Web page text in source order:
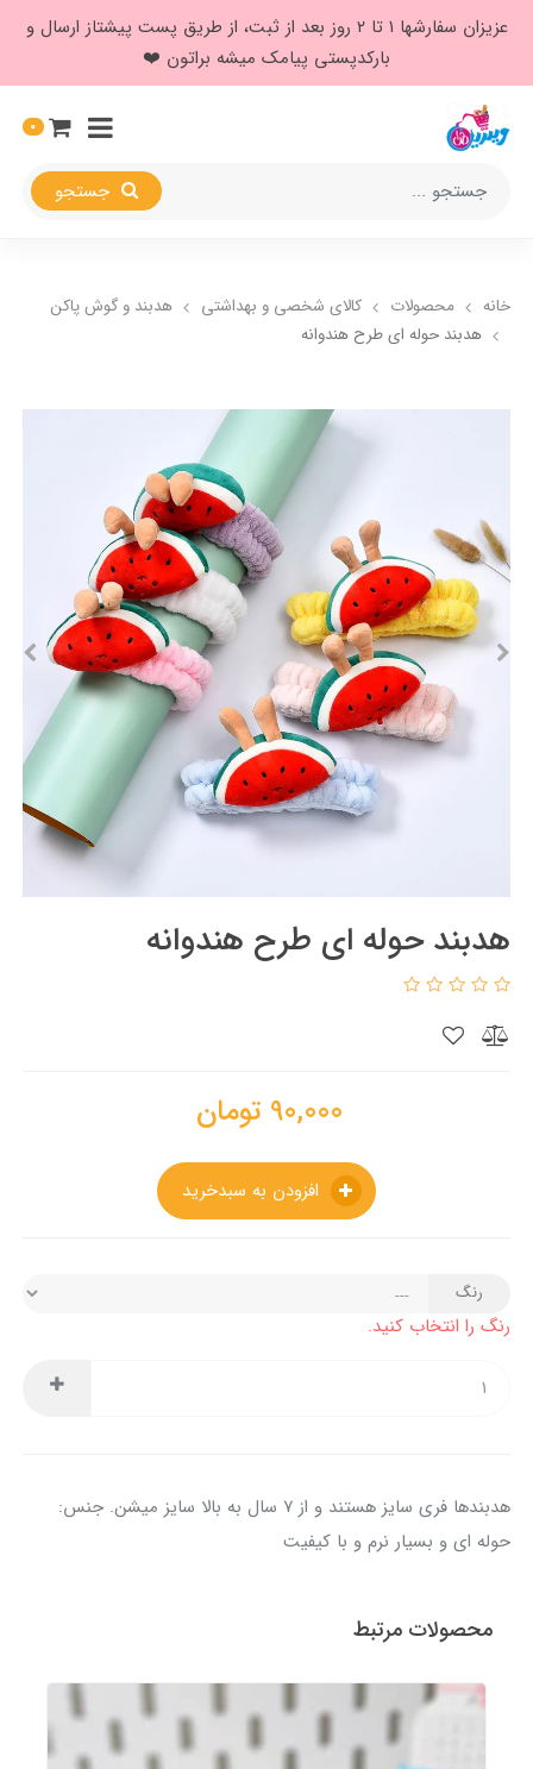
عزیزان سفارشها ۱ تا ۲ روز بعد از ثبت، از طریق پست پیشتاز ارسال و
بارکدپستی پیامک میشه براتون ❤️
0
خانه محصولات کالای شخصی و بهداشتی
هدبند و گوش پاکن
هدبند حوله ای طرح هندوانه
هدبند حوله ای طرح هندوانه
90,000 تومان
رنگ
رنگ را انتخاب کنید.
هدبندها فری سایز هستند و از ۷ سال به بالا سایز میشن. جنس:
حوله ای و بسیار نرم و با کیفیت
محصولات مرتبط